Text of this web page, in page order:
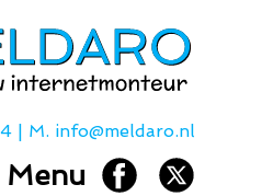
| M. info@meldaro.nl
Menu